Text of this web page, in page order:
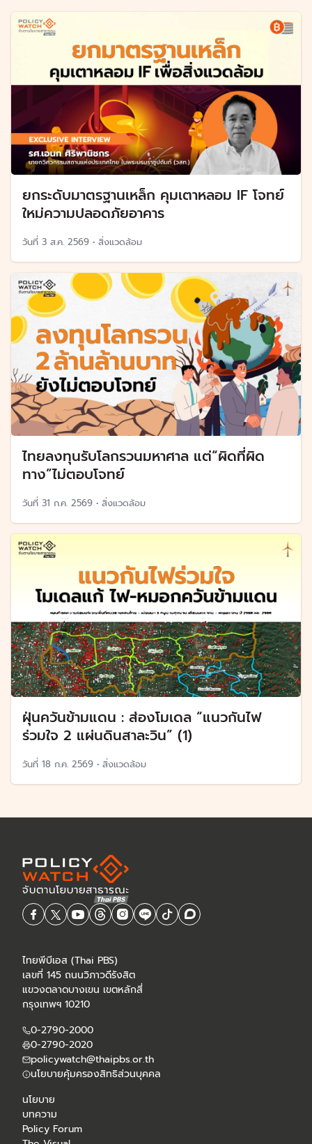
ยกระดับมาตรฐานเหล็ก คุมเตาหลอม IF โจทย์
ใหม่ความปลอดภัยอาคาร
วันที่ 3 ส.ค. 2569 • สิ่งแวดล้อม
ไทยลงทุนรับโลกรวนมหาศาล แต่“ผิดที่ผิด
ทาง”ไม่ตอบโจทย์
วันที่ 31 ก.ค. 2569 • สิ่งแวดล้อม
ฝุ่นควันข้ามแดน : ส่องโมเดล “แนวกันไฟ
ร่วมใจ 2 แผ่นดินสาละวิน” (1)
วันที่ 18 ก.ค. 2569 • สิ่งแวดล้อม
ไทยพีบีเอส (Thai PBS)
เลขที่ 145 ถนนวิภาวดีรังสิต
แขวงตลาดบางเขน เขตหลักสี่
กรุงเทพฯ 10210
0-2790-2000
0-2790-2020
policywatch@thaipbs.or.th
นโยบายคุ้มครองสิทธิส่วนบุคคล
นโยบาย
บทความ
Policy Forum